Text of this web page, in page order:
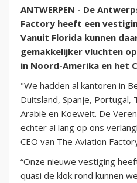
ANTWERPEN - De
Factory heeft een
Vanuit Florida kunnen
gemakkelijker vluchten
in Noord-Amerika en het
"We hadden al kantoren in
Duitsland, Spanje, Portugal,
Arabië en Koeweit. De
echter al lang op ons
CEO van The Aviation
“Onze nieuwe vestiging
quasi de klok rond kunnen